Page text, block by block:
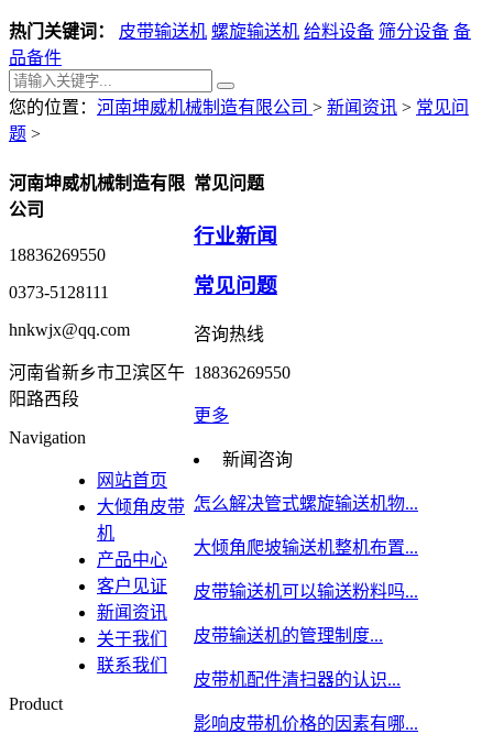
热门关键词： 皮带输送机 螺旋输送机 给料设备 筛分设备 备
品备件
您的位置： 河南坤威机械制造有限公司 > 新闻资讯 > 常见问
题 >
常见问题
行业新闻
常见问题
咨询热线
18836269550
更多
新闻咨询
怎么解决管式螺旋输送机物...
大倾角爬坡输送机整机布置...
皮带输送机可以输送粉料吗...
皮带输送机的管理制度...
皮带机配件清扫器的认识...
影响皮带机价格的因素有哪...
河南坤威机械制造有限
公司
18836269550
0373-5128111
hnkwjx@qq.com
河南省新乡市卫滨区午
阳路西段
Navigation
网站首页
大倾角皮带
机
产品中心
客户见证
新闻资讯
关于我们
联系我们
Product